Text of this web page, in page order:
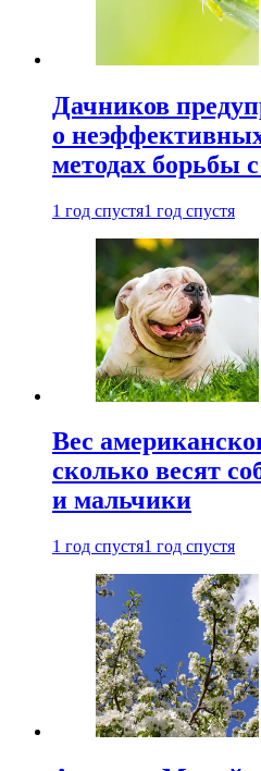
Дачников
о
методах борьбы
1 год спустя1 год спустя
Вес
сколько весят
и мальчики
1 год спустя1 год спустя